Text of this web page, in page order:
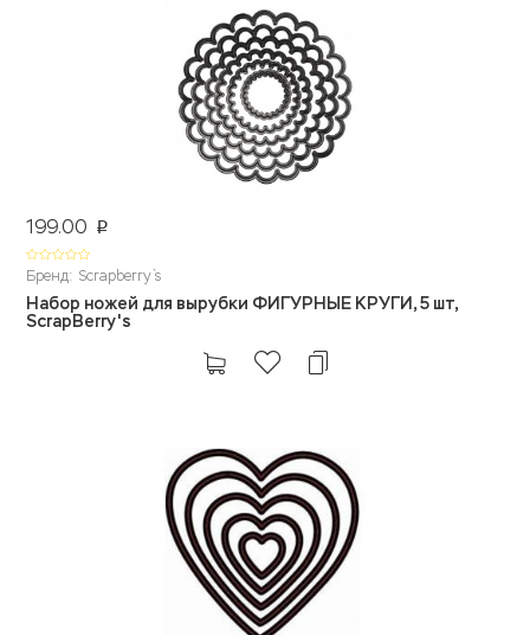
199.00 p
Бренд: Scrapberry`s
Набор ножей для вырубки ФИГУРНЫЕ КРУГИ, 5 шт,
ScrapBerry's